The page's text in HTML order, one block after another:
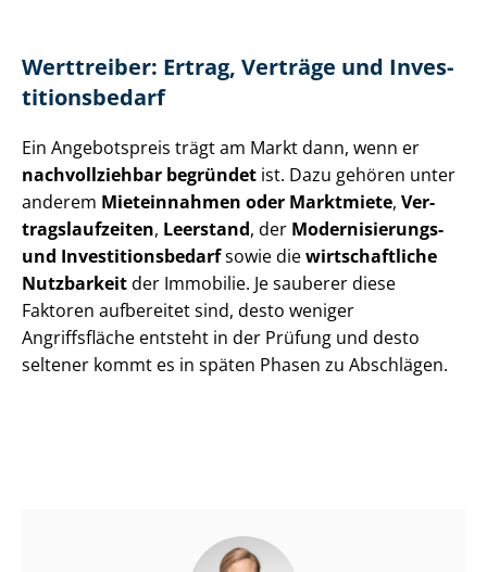
Werttreiber: Ertrag, Verträge und In­ves­
ti­ti­ons­be­darf
Ein Angebotspreis trägt am Markt dann, wenn er
nachvollziehbar begründet ist. Dazu gehören unter
anderem Mieteinnahmen oder Marktmiete, Ver­
trags­lauf­zei­ten, Leerstand, der Modernisierungs-
und In­ves­ti­ti­ons­be­darfsowie diewirtschaftliche
Nutzbarkeitder Immobilie. Je sauberer diese
Faktoren aufbereitet sind, desto weniger
Angriffsfläche entsteht in der Prüfung und desto
seltener kommt es in späten Phasen zu Abschlägen.